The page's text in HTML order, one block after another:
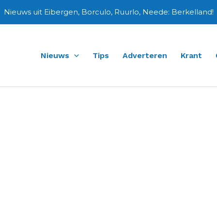
Nieuws uit Eibergen, Borculo, Ruurlo, Neede: Berkelland!
Nieuws Tips Adverteren Krant